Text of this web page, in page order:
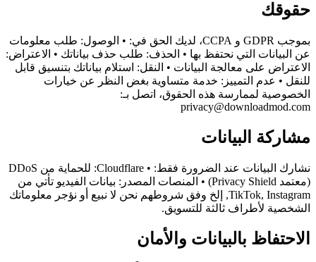
حقوقك
بموجب GDPR و CCPA، لديك الحق في: • الوصول: طلب معلومات
عن البيانات التي نحتفظ بها • الحذف: طلب حذف بياناتك • الاعتراض:
الاعتراض على معالجة البيانات • النقل: استلام بياناتك بتنسيق قابل
للنقل • عدم التمييز: خدمة متساوية بغض النظر عن خيارات
الخصوصية لممارسة هذه الحقوق، اتصل بـ:
privacy@downloadmod.com
مشاركة البيانات
نشارك البيانات عند الضرورة فقط: • Cloudflare: للحماية من DDoS
(معتمد Privacy Shield) • المنصات المصدر: بيانات الفيديو تأتي من
TikTok, Instagram, إلخ وفق شروطهم نحن لا نبيع أو نؤجر معلوماتك
الشخصية لأطراف ثالثة للتسويق.
الاحتفاظ بالبيانات والأمان